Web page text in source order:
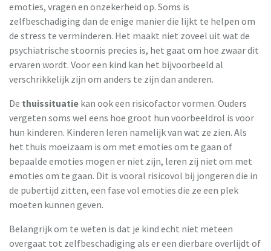
emoties, vragen en onzekerheid op. Soms is
zelfbeschadiging dan de enige manier die lijkt te helpen om
de stress te verminderen. Het maakt niet zoveel uit wat de
psychiatrische stoornis precies is, het gaat om hoe zwaar dit
ervaren wordt. Voor een kind kan het bijvoorbeeld al
verschrikkelijk zijn om anders te zijn dan anderen.
De thuissituatie kan ook een risicofactor vormen. Ouders
vergeten soms wel eens hoe groot hun voorbeeldrol is voor
hun kinderen. Kinderen leren namelijk van wat ze zien. Als
het thuis moeizaam is om met emoties om te gaan of
bepaalde emoties mogen er niet zijn, leren zij niet om met
emoties om te gaan. Dit is vooral risicovol bij jongeren die in
de pubertijd zitten, een fase vol emoties die ze een plek
moeten kunnen geven.
Belangrijk om te weten is dat je kind echt niet meteen
overgaat tot zelfbeschadiging als er een dierbare overlijdt of